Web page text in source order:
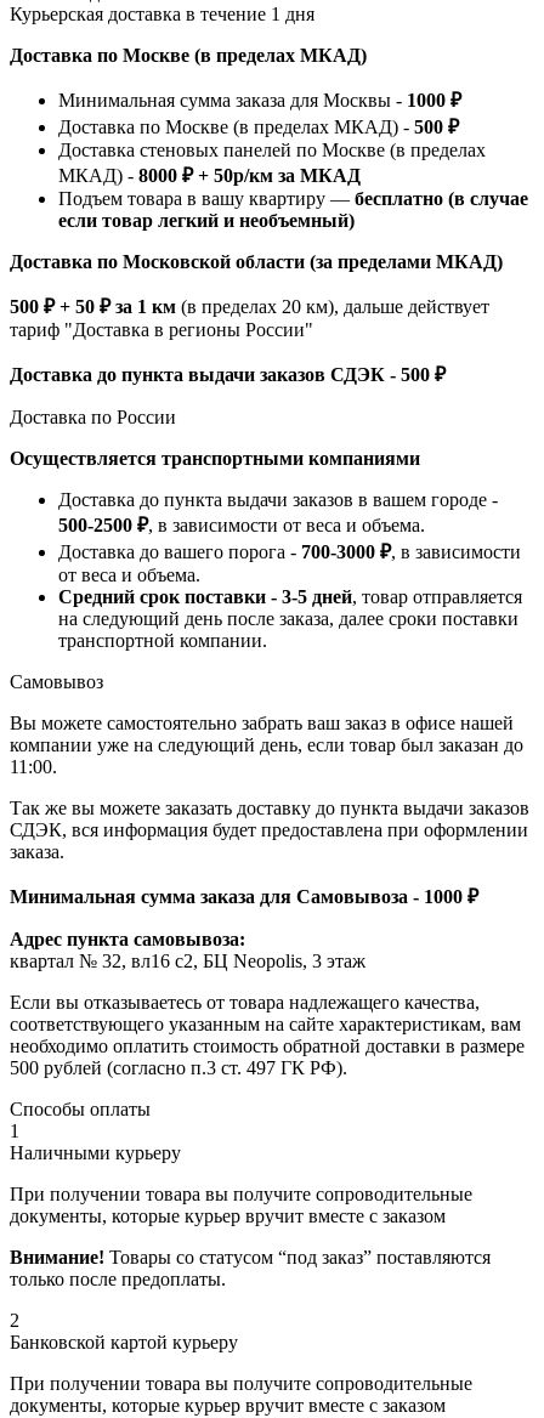
Курьерская доставка в течение 1 дня
Доставка по Москве (в пределах МКАД)
Минимальная сумма заказа для Москвы - 1000 ₽
Доставка по Москве (в пределах МКАД) - 500 ₽
Доставка стеновых панелей по Москве (в пределах
МКАД) - 8000 ₽ + 50р/км за МКАД
Подъем товара в вашу квартиру — бесплатно (в случае
если товар легкий и необъемный)
Доставка по Московской области (за пределами МКАД)
500 ₽ + 50 ₽ за 1 км (в пределах 20 км), дальше действует
тариф "Доставка в регионы России"
Доставка до пункта выдачи заказов СДЭК - 500 ₽
Доставка по России
Осуществляется транспортными компаниями
Доставка до пункта выдачи заказов в вашем городе -
500-2500 ₽, в зависимости от веса и объема.
Доставка до вашего порога - 700-3000 ₽, в зависимости
от веса и объема.
Средний срок поставки - 3-5 дней, товар отправляется
на следующий день после заказа, далее сроки поставки
транспортной компании.
Самовывоз
Вы можете самостоятельно забрать ваш заказ в офисе нашей
компании уже на следующий день, если товар был заказан до
11:00.
Так же вы можете заказать доставку до пункта выдачи заказов
СДЭК, вся информация будет предоставлена при оформлении
заказа.
Минимальная сумма заказа для Самовывоза - 1000 ₽
Адрес пункта самовывоза:
квартал № 32, вл16 с2, БЦ Neopolis, 3 этаж
Если вы отказываетесь от товара надлежащего качества,
соответствующего указанным на сайте характеристикам, вам
необходимо оплатить стоимость обратной доставки в размере
500 рублей (согласно п.3 ст. 497 ГК РФ).
Способы оплаты
1
Наличными курьеру
При получении товара вы получите сопроводительные
документы, которые курьер вручит вместе с заказом
Внимание! Товары со статусом “под заказ” поставляются
только после предоплаты.
2
Банковской картой курьеру
При получении товара вы получите сопроводительные
документы, которые курьер вручит вместе с заказом